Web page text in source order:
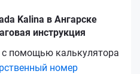
Kalina в Ангарске
инструкция
с помощью калькулятора
номер